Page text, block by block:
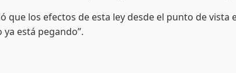
que los efectos de esta ley desde el punto de
está pegando”.